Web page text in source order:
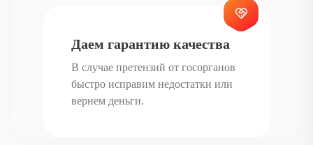
Даем гарантию качества
В случае претензий от госорганов
быстро исправим недостатки или
вернем деньги.